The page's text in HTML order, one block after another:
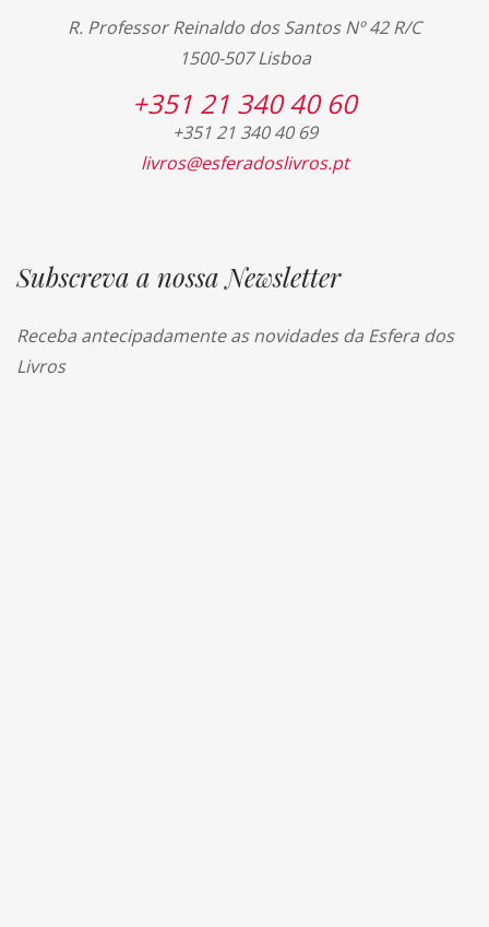
R. Professor Reinaldo dos Santos Nº 42 R/C
1500-507 Lisboa
+351 21 340 40 60
+351 21 340 40 69
livros@esferadoslivros.pt
Subscreva a nossa Newsletter
Receba antecipadamente as novidades da Esfera dos
Livros